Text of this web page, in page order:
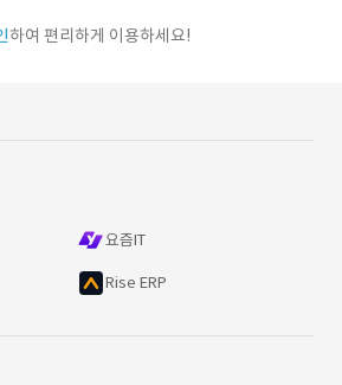
하여 편리하게 이용하세요!
요즘IT
Rise ERP